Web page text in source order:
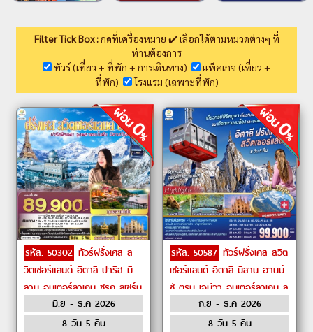
Filter Tick Box :กดที่เครื่องหมาย ✔️ เลือกได้ตามหมวดต่างๆ ที่
ท่านต้องการ
ทัวร์ (เที่ยว + ที่พัก + การเดินทาง)
แพ็คเกจ (เที่ยว +
ที่พัก)
โรงแรม (เฉพาะที่พัก)
รหัส: 50302 ทัวร์ฝรั่งเศส ส
วิตเซอร์แลนด์ อิตาลี ปารีส มิ
ลาน อินเตอร์ลาเคน ซูริค ลูเซิร์น
ดีฌง เบิร์น โคโม by THAI
มิ.ย - ธ.ค 2026
8 วัน 5 คืน
รหัส: 50587 ทัวร์ฝรั่งเศส สวิต
เซอร์แลนด์ อิตาลี มิลาน อานน์
ซี ตูริน เจนีวา อินเตอร์ลาเคน ลู
เซิร์น เบิร์น by THAI Airways
ก.ย - ธ.ค 2026
8 วัน 5 คืน